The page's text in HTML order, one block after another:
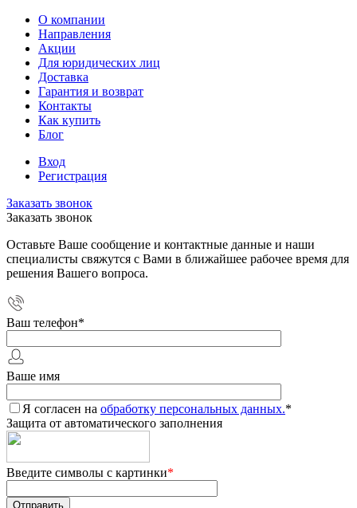
О компании
Направления
Акции
Для юридических лиц
Доставка
Гарантия и возврат
Контакты
Как купить
Блог
Вход
Регистрация
Заказать звонок
Заказать звонок
Оставьте Ваше сообщение и контактные данные и наши
специалисты свяжутся с Вами в ближайшее рабочее время для
решения Вашего вопроса.
Ваш телефон*
Ваше имя
Я согласен на обработку персональных данных.*
Защита от автоматического заполнения
Введите символы с картинки*